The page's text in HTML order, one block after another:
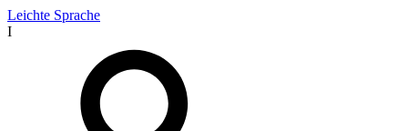
Leichte Sprache
I